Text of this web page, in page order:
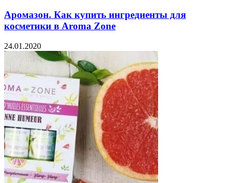
Аромазон. Как купить ингредиенты для
косметики в Aroma Zone
24.01.2020